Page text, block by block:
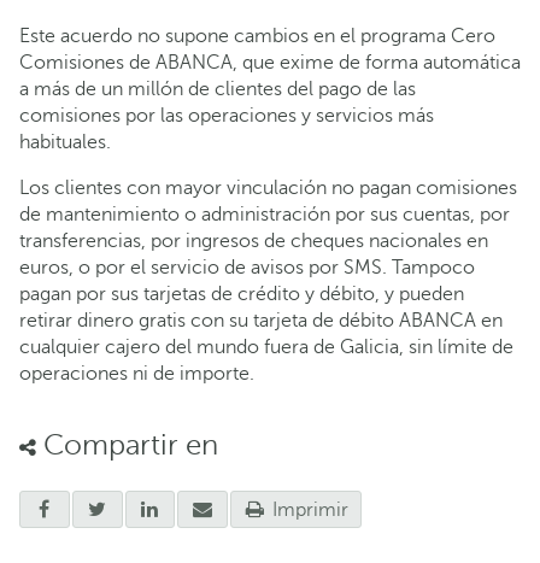
Este acuerdo no supone cambios en el programa Cero
Comisiones de ABANCA, que exime de forma automática
a más de un millón de clientes del pago de las
comisiones por las operaciones y servicios más
habituales.
Los clientes con mayor vinculación no pagan comisiones
de mantenimiento o administración por sus cuentas, por
transferencias, por ingresos de cheques nacionales en
euros, o por el servicio de avisos por SMS. Tampoco
pagan por sus tarjetas de crédito y débito, y pueden
retirar dinero gratis con su tarjeta de débito ABANCA en
cualquier cajero del mundo fuera de Galicia, sin límite de
operaciones ni de importe.
Compartir en
Imprimir